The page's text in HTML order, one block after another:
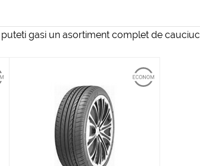
gasi un asortiment complet de